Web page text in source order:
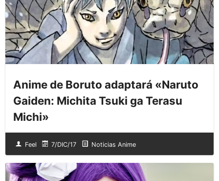
Anime de Boruto adaptará «Naruto
Gaiden: Michita Tsuki ga Terasu
Michi»
Feel 7/DIC/17 Noticias Anime